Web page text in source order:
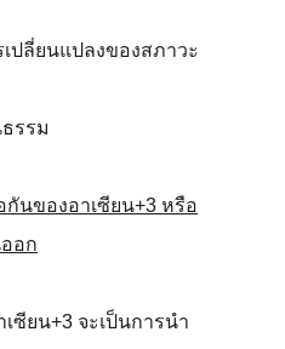
ปลี่ยนแปลงของสภาวะ
รรม
นของอาเซียน+3 หรือ
อก
ซียน+3 จะเป็นการนำ